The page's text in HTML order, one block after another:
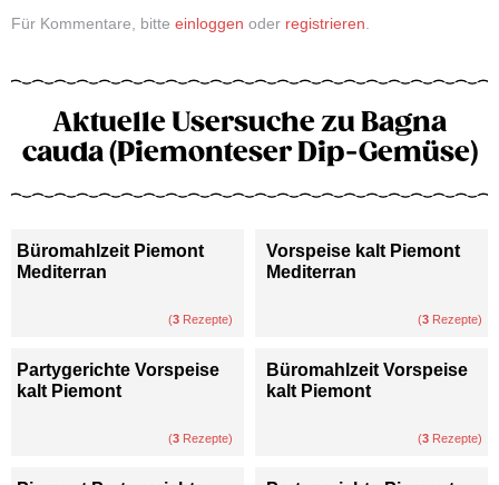
Für Kommentare, bitte einloggen oder registrieren
Aktuelle Usersuche zu Bagna
cauda (Piemonteser Dip-Gemüse)
Büromahlzeit Piemont
Mediterran
(3 Rezepte)
Vorspeise kalt Piemont
Mediterran
(3 Rezepte)
Partygerichte Vorspeise
kalt Piemont
(3 Rezepte)
Büromahlzeit Vorspeise
kalt Piemont
(3 Rezepte)